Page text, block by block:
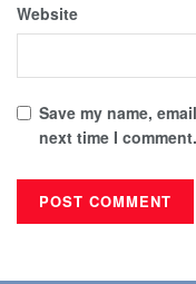
Website
Save my name,
next time I comment.